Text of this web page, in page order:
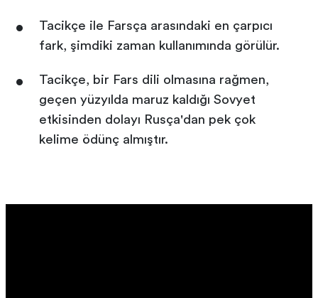
Tacikçe ile Farsça arasındaki en çarpıcı
fark, şimdiki zaman kullanımında görülür.
Tacikçe, bir Fars dili olmasına rağmen,
geçen yüzyılda maruz kaldığı Sovyet
etkisinden dolayı Rusça'dan pek çok
kelime ödünç almıştır.